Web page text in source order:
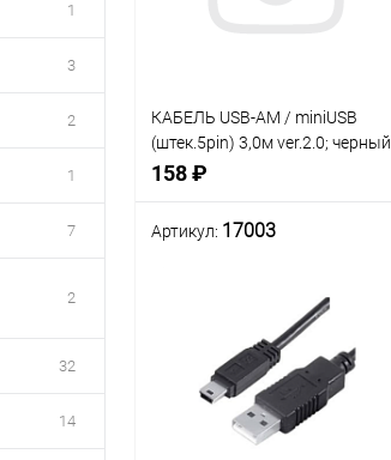
1
3
2
1
7
2
32
14
КАБЕЛЬ USB-AM / miniUSB
(штек.5pin) 3,0м ver.2.0; черный
(фотоаппарат/ MP-3/ блютуз/
158 ₽
Нет в наличии
Артикул: 17003